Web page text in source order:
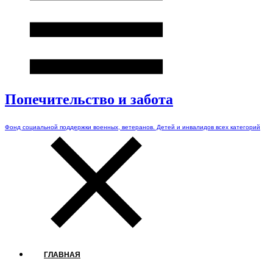
Попечительство и забота
Фонд социальной поддержки военных, ветеранов. Детей и инвалидов всех категорий
ГЛАВНАЯ